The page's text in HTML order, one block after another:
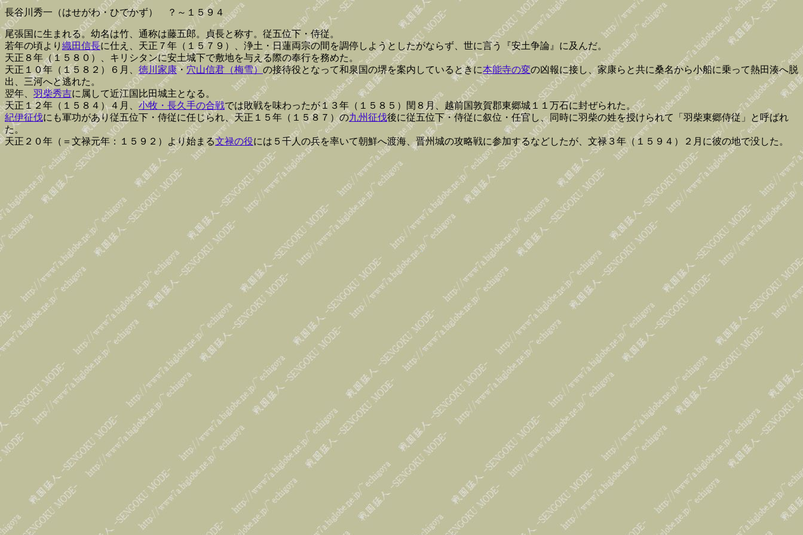
長谷川秀一（はせがわ・ひでかず） ？～１５９４
尾張国に生まれる。幼名は竹、通称は藤五郎。貞長と称す。従五位下・侍従。
若年の頃より 織田信長に仕え、天正７年（１５７９）、浄土・日蓮両宗の間を調停しようとしたがならず、世に言う『安土争論』に及んだ。
天正８年（１５８０）、キリシタンに安土城下で敷地を与える際の奉行を務めた。
天正１０年（１５８２）６月、 徳川家康・ 穴山信君（梅雪） の接待役となって和泉国の堺を案内しているときに本能寺の変の凶報に接し、家康らと共に桑名から小船に乗って熱田湊へ脱
出、三河へと逃れた。
翌年、 羽柴秀吉に属して近江国比田城主となる。
天正１２年（１５８４）４月、 小牧・長久手の合戦では敗戦を味わったが１３年（１５８５）閏８月、越前国敦賀郡東郷城１１万石に封ぜられた。
紀伊征伐にも軍功があり従五位下・侍従に任じられ、天正１５年（１５８７）の九州征伐後に従五位下・侍従に叙位・任官し、同時に羽柴の姓を授けられて「羽柴東郷侍従」と呼ばれ
た。
天正２０年（＝文禄元年：１５９２）より始まる文禄の役には５千人の兵を率いて朝鮮へ渡海、晋州城の攻略戦に参加するなどしたが、文禄３年（１５９４）２月に彼の地で没した。